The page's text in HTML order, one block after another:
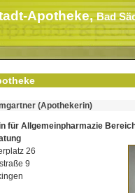
Apotheke,Bad
(Apothekerin)
für Allgemeinpharmazie
26
9